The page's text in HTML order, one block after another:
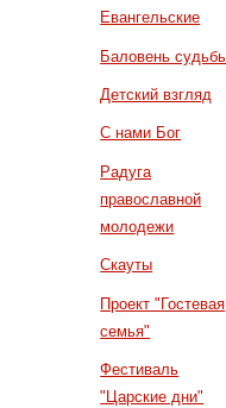
Евангельские
Баловень
Детский взгляд
С нами Бог
Радуга
православной
молодежи
Скауты
Проект "Гостевая
семья"
Фестиваль
"Царские дни"